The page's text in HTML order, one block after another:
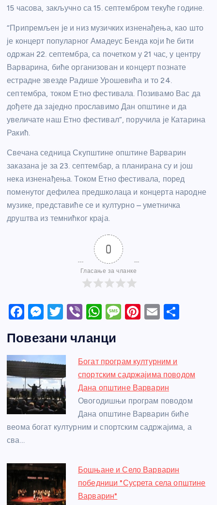
15 часова, закључно са 15. септембром текуће године.
“Припремљен је и низ музичких изненађења, као што
је концерт популарног Амадеус Бенда који ће бити
одржан 22. септембра, са почетком у 21 час, у центру
Варварина, биће организован и концерт познате
естрадне звезде Радише Урошевића и то 24.
септембра, током Етно фестивала. Позивамо Вас да
дођете да заједно прославимо Дан општине и да
увеличате наш Етно фестивал”, поручила је Катарина
Ракић.
Свечана седница Скупштине општине Варварин
заказана је за 23. септембар, а планирана су и још
нека изненађења. Током Етно фестивала, поред
поменутог дефилеа предшколаца и концерта народне
музике, представиће се и културно – уметничка
друштва из темнићког краја.
0
Гласање за чланке
F
c
e
b
o
o
k
M
ss
e
n
g
er
T
itt
er
Vi
er
W
at
s
A
p
p
M
a
g
e
Pi
e
st
E
Повезани чланци
Богат програм културним и
спортским садржајима поводом
Дана општине Варварин
Овогодишњи програм поводом
Дана општине Варварин биће
веома богат културним и спортским садржајима, а
сва…
Бошњане и Село Варварин
победници "Сусрета села општине
Варварин"